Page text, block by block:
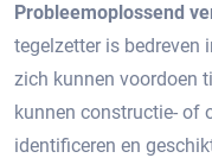
Probleemoplossend
tegelzetter is bedreven
zich kunnen voordoen
kunnen constructie- of
identificeren en